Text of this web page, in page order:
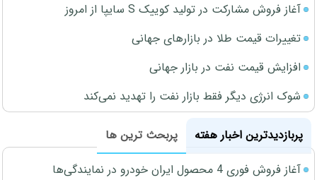
آغاز فروش مشارکت در تولید کوییک S سایپا از امروز
تغییرات قیمت طلا در بازارهای جهانی
افزایش قیمت نفت در بازار جهانی
شوک انرژی دیگر فقط بازار نفت را تهدید نمی‌کند
پربازدیدترین اخبار هفته
پربحث ترین ها
آغاز فروش فوری 4 محصول ایران خودرو در نمایندگی‌ها